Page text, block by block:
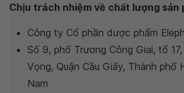
Chịu trách nhiệm về chất lượng sản
Công ty Cổ phần dược phẩm
Số 9, phố Trương Công Giai, tổ
Vọng, Quận Cầu Giấy, Thành phố
Nam